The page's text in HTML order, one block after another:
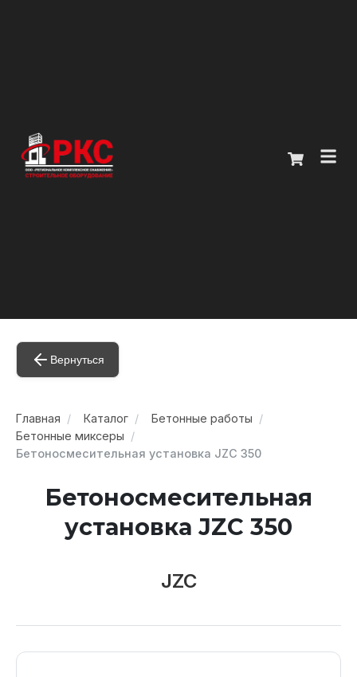
Вернуться
Главная Каталог
Бетонные работы
Бетонные миксеры
Бетоносмесительная установка JZC 350
Бетоносмесительная
установка JZC 350
JZC